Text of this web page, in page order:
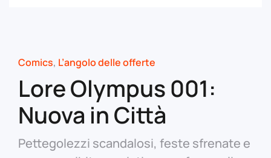
Comics, L’angolo delle offerte
Lore Olympus 001:
Nuova in Città
Pettegolezzi scandalosi, feste sfrenate e